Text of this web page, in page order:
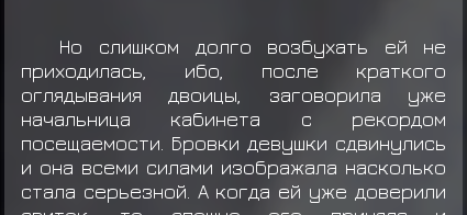
Но слишком долго возбухать ей не
приходилась, ибо, после краткого
оглядывания двоицы, заговорила уже
начальница кабинета с рекордом
посещаемости. Бровки девушки сдвинулись
и она всеми силами изображала насколько
стала серьезной. А когда ей уже доверили